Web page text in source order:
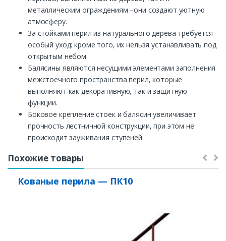
металлическим ограждениям –они создают уютную
атмосферу.
За стойками перил из натурального дерева требуется
особый уход; кроме того, их нельзя устанавливать под
открытым небом.
Балясины являются несущими элементами заполнения
межстоечного пространства перил, которые
выполняют как декоративную, так и защитную
функции.
Боковое крепление стоек и балясин увеличивает
прочность лестничной конструкции, при этом не
происходит зауживания ступеней.
Похожие товары
Кованые перила — ПК10